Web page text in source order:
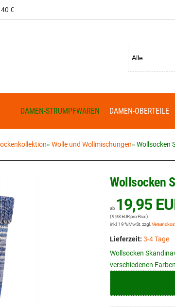
40 €
DAMEN-STRUMPFWAREN DAMEN-OBERTEILE
» Wolle und Wollmischungen» Wollsocken
Wollsocken
ab 19,95
( 9,98 EUR pro Paar )
inkl. 19 % MwSt. zzgl.
Lieferzeit: 3-4 Tage
Wollsocken
verschiedenen